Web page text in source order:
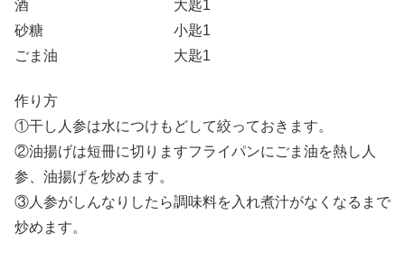
酒 大匙1
砂糖 小匙1
ごま油 大匙1
作り方
①干し人参は水につけもどして絞っておきます。
②油揚げは短冊に切りますフライパンにごま油を熱し人
参、油揚げを炒めます。
③人参がしんなりしたら調味料を入れ煮汁がなくなるまで
炒めます。